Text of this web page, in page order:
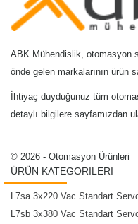
ABK Mühendislik, otomasyon
önde gelen markalarının ürün
İhtiyaç duyduğunuz tüm
detaylı bilgilere sayfamızdan
© 2026 - Otomasyon Ürünleri
ÜRÜN KATEGORILERI
L7sa 3x220 Vac Standart
L7sb 3x380 Vac Standart